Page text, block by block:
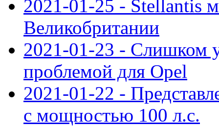
2021-01-25 - Stellantis
Великобритании
2021-01-23 - Слишком
проблемой для Opel
2021-01-22 -
с мощностью 100 л.с.